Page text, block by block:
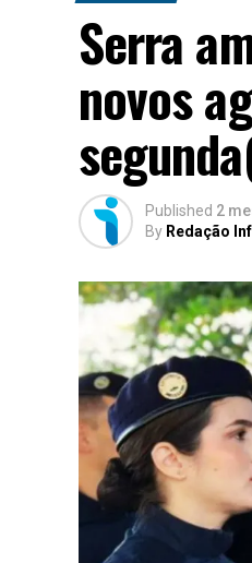
Serra
novos
Published 2
By Redação